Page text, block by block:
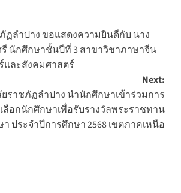
ฏลำปาง ขอแสดงความยินดีกับ นาง
นักศึกษาชั้นปีที่ 3 สาขาวิชาภาษาจีน
ละสังคมศาสตร์
Next:
ราชภัฏลำปาง นำนักศึกษาเข้าร่วมการ
ลือกนักศึกษาเพื่อรับรางวัลพระราชทาน
ประจำปีการศึกษา 2568 เขตภาคเหนือ